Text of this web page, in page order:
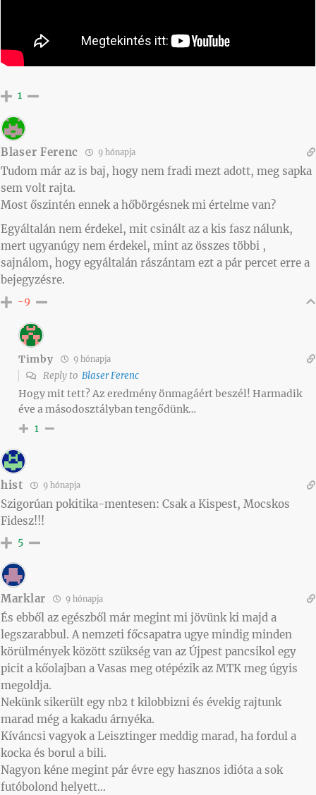
1
Blaser Ferenc 9 hónapja
Tudom már az is baj, hogy nem fradi mezt adott, meg sapka
sem volt rajta.
Most őszintén ennek a hőbörgésnek mi értelme van?
Egyáltalán nem érdekel, mit csinált az a kis fasz nálunk,
mert ugyanúgy nem érdekel, mint az összes többi ,
sajnálom, hogy egyáltalán rászántam ezt a pár percet erre a
bejegyzésre.
-9
Timby 9 hónapja
Reply to Blaser Ferenc
Hogy mit tett? Az eredmény önmagáért beszél! Harmadik
éve a másodosztályban tengődünk…
1
hist 9 hónapja
Szigorúan pokitika-mentesen: Csak a Kispest, Mocskos
Fidesz!!!
5
Marklar 9 hónapja
És ebből az egészből már megint mi jövünk ki majd a
legszarabbul. A nemzeti főcsapatra ugye mindig minden
körülmények között szükség van az Újpest pancsikol egy
picit a kőolajban a Vasas meg otépézik az MTK meg úgyis
megoldja.
Nekünk sikerült egy nb2 t kilobbizni és évekig rajtunk
marad még a kakadu árnyéka.
Kíváncsi vagyok a Leisztinger meddig marad, ha fordul a
kocka és borul a bili.
Nagyon kéne megint pár évre egy hasznos idióta a sok
futóbolond helyett…